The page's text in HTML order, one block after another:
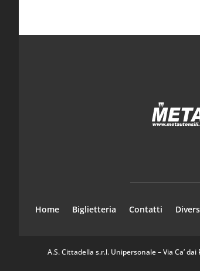
Home Biglietteria Contatti
A.S. Cittadella s.r.l. Unipersonale – Via Ca’